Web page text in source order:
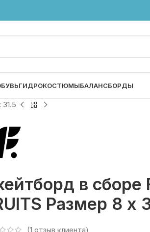
ГИДРОКОСТЮМЫБАЛАНСБОРДЫ
в сборе
Размер 8 x
(1 отзыв клиента)